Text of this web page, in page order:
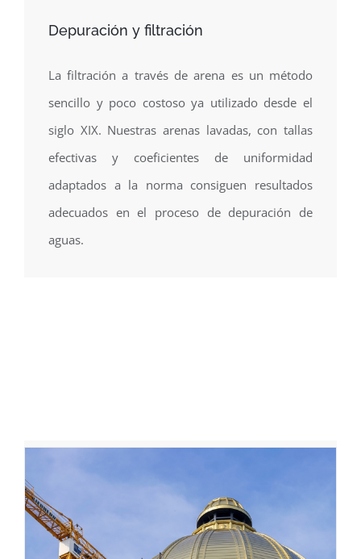
Depuración y filtración
La filtración a través de arena es un método
sencillo y poco costoso ya utilizado desde el
siglo XIX. Nuestras arenas lavadas, con tallas
efectivas y coeficientes de uniformidad
adaptados a la norma consiguen resultados
adecuados en el proceso de depuración de
aguas.